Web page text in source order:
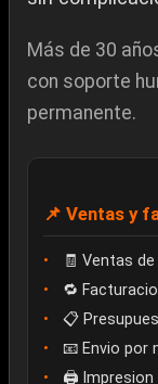
Más de 30
con soporte
permanente.
📌 Ventas y
🧾 Ventas
🔁
📋
📧 Envio por
🖨️ Impresion